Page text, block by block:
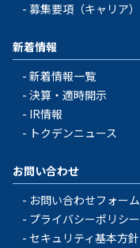
募集要項（キャリア）
新着情報
新着情報一覧
決算・適時開示
IR情報
トクデンニュース
お問い合わせ
お問い合わせフォーム
プライバシーポリシー
セキュリティ基本方針